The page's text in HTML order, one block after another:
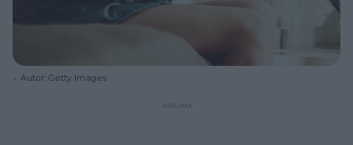
Autor: Getty Images